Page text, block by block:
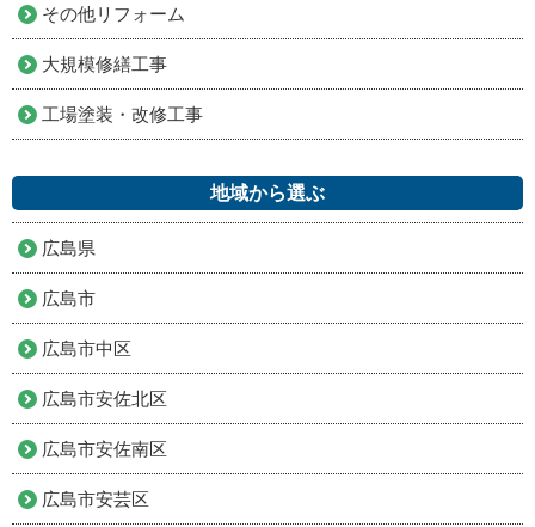
その他リフォーム
大規模修繕工事
工場塗装・改修工事
地域から選ぶ
広島県
広島市
広島市中区
広島市安佐北区
広島市安佐南区
広島市安芸区